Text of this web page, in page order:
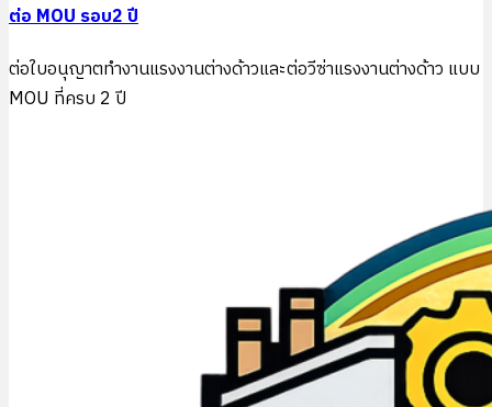
ต่อ MOU รอบ2 ปี
ต่อใบอนุญาตทำงานแรงงานต่างด้าวและต่อวีซ่าแรงงานต่างด้าว แบบ
MOU ที่ครบ 2 ปี